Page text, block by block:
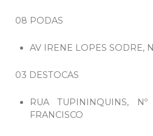
08 PODAS
AV IRENE LOPES SODRE,
03 DESTOCAS
RUA TUPININQUINS,
FRANCISCO